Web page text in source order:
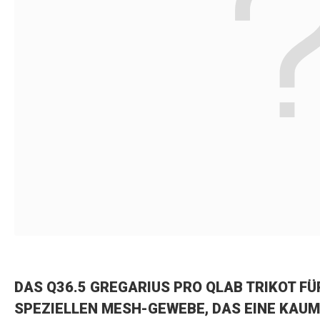
DAS Q36.5 GREGARIUS PRO QLAB TRIKOT
SPEZIELLEN MESH-GEWEBE, DAS EINE